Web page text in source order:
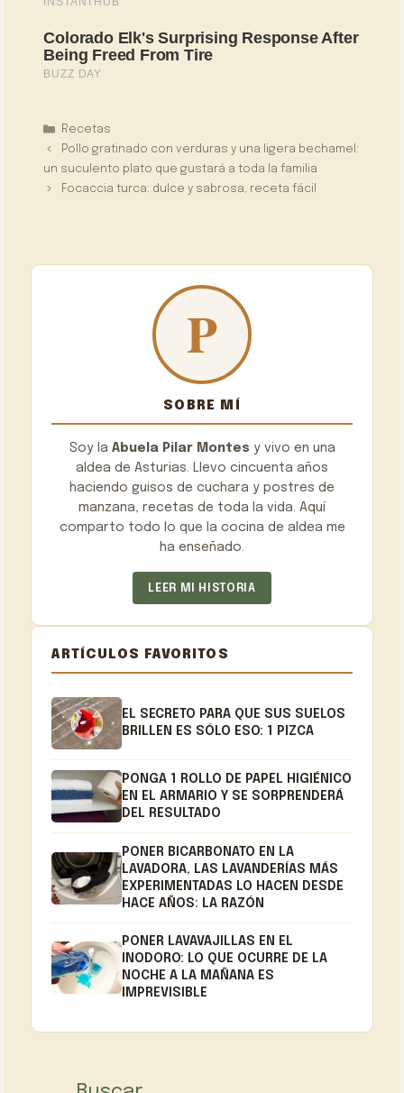
Categorías
Recetas
Pollo gratinado con verduras y una ligera bechamel:
un suculento plato que gustará a toda la familia
Focaccia turca: dulce y sabrosa, receta fácil
SOBRE MÍ
Soy la Abuela Pilar Montes y vivo en una
aldea de Asturias. Llevo cincuenta años
haciendo guisos de cuchara y postres de
manzana, recetas de toda la vida. Aquí
comparto todo lo que la cocina de aldea me
ha enseñado.
LEER MI HISTORIA
ARTÍCULOS FAVORITOS
EL SECRETO PARA QUE SUS SUELOS
BRILLEN ES SÓLO ESO: 1 PIZCA
PONGA 1 ROLLO DE PAPEL HIGIÉNICO
EN EL ARMARIO Y SE SORPRENDERÁ
DEL RESULTADO
PONER BICARBONATO EN LA
LAVADORA, LAS LAVANDERÍAS MÁS
EXPERIMENTADAS LO HACEN DESDE
HACE AÑOS: LA RAZÓN
PONER LAVAVAJILLAS EN EL
INODORO: LO QUE OCURRE DE LA
NOCHE A LA MAÑANA ES
IMPREVISIBLE